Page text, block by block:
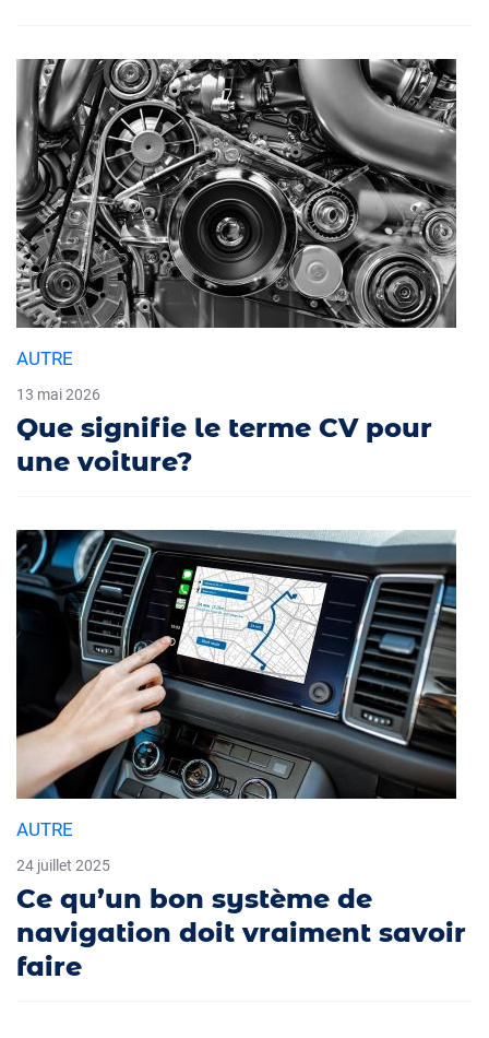
AUTRE
13 mai 2026
Que signifie le terme CV pour
une voiture?
AUTRE
24 juillet 2025
Ce qu’un bon système de
navigation doit vraiment savoir
faire